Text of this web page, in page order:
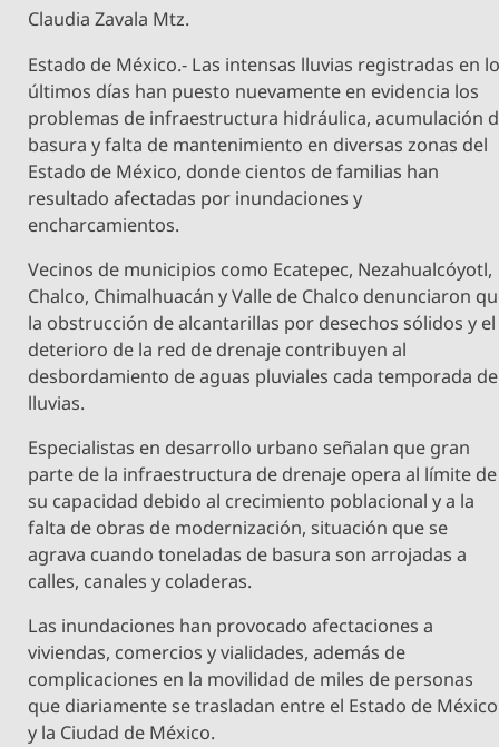
Claudia Zavala Mtz.
Estado de México.- Las intensas lluvias registradas en
últimos días han puesto nuevamente en evidencia los
problemas de infraestructura hidráulica, acumulación
basura y falta de mantenimiento en diversas zonas del
Estado de México, donde cientos de familias han
resultado afectadas por inundaciones y
encharcamientos.
Vecinos de municipios como Ecatepec, Nezahualcóyotl,
Chalco, Chimalhuacán y Valle de Chalco denunciaron
la obstrucción de alcantarillas por desechos sólidos y el
deterioro de la red de drenaje contribuyen al
desbordamiento de aguas pluviales cada temporada de
lluvias.
Especialistas en desarrollo urbano señalan que gran
parte de la infraestructura de drenaje opera al límite de
su capacidad debido al crecimiento poblacional y a la
falta de obras de modernización, situación que se
agrava cuando toneladas de basura son arrojadas a
calles, canales y coladeras.
Las inundaciones han provocado afectaciones a
viviendas, comercios y vialidades, además de
complicaciones en la movilidad de miles de personas
que diariamente se trasladan entre el Estado de México
y la Ciudad de México.